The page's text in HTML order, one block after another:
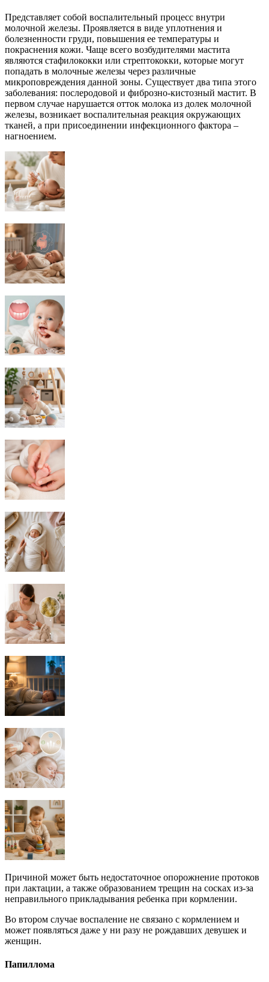
Представляет собой воспалительный процесс внутри
молочной железы. Проявляется в виде уплотнения и
болезненности груди, повышения ее температуры и
покраснения кожи. Чаще всего возбудителями мастита
являются стафилококки или стрептококки, которые могут
попадать в молочные железы через различные
микроповреждения данной зоны. Существует два типа этого
заболевания: послеродовой и фиброзно-кистозный мастит. В
первом случае нарушается отток молока из долек молочной
железы, возникает воспалительная реакция окружающих
тканей, а при присоединении инфекционного фактора –
нагноением.
Причиной может быть недостаточное опорожнение протоков
при лактации, а также образованием трещин на сосках из-за
неправильного прикладывания ребенка при кормлении.
Во втором случае воспаление не связано с кормлением и
может появляться даже у ни разу не рождавших девушек и
женщин.
Папиллома